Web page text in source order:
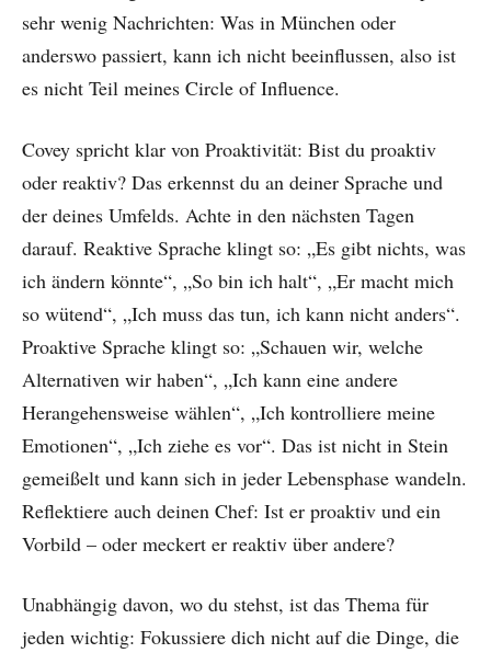
sehr wenig Nachrichten: Was in München oder
anderswo passiert, kann ich nicht beeinflussen, also ist
es nicht Teil meines Circle of Influence.
Covey spricht klar von Proaktivität: Bist du proaktiv
oder reaktiv? Das erkennst du an deiner Sprache und
der deines Umfelds. Achte in den nächsten Tagen
darauf. Reaktive Sprache klingt so: „Es gibt nichts, was
ich ändern könnte“, „So bin ich halt“, „Er macht mich
so wütend“, „Ich muss das tun, ich kann nicht anders“.
Proaktive Sprache klingt so: „Schauen wir, welche
Alternativen wir haben“, „Ich kann eine andere
Herangehensweise wählen“, „Ich kontrolliere meine
Emotionen“, „Ich ziehe es vor“. Das ist nicht in Stein
gemeißelt und kann sich in jeder Lebensphase wandeln.
Reflektiere auch deinen Chef: Ist er proaktiv und ein
Vorbild – oder meckert er reaktiv über andere?
Unabhängig davon, wo du stehst, ist das Thema für
jeden wichtig: Fokussiere dich nicht auf die Dinge, die